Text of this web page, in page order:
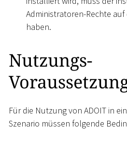
Administratoren-Rechte auf
haben.
Nutzungs-
Für die Nutzung von ADOIT in
Szenario müssen folgende